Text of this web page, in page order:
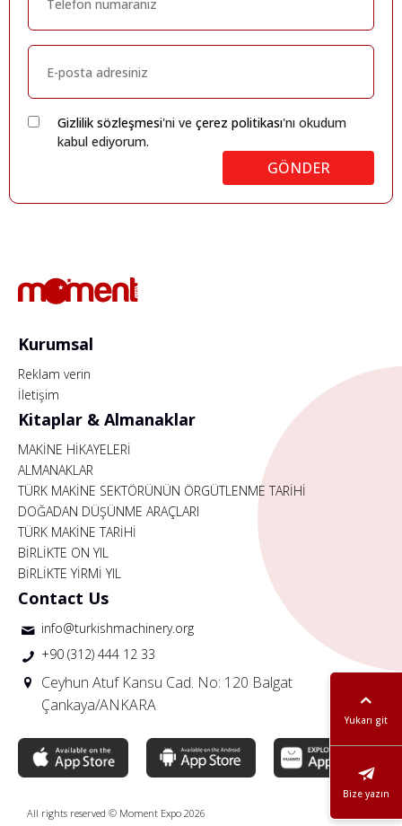
Gizlilik sözleşmesi'ni ve çerez politikası'nı okudum
kabul ediyorum.
GÖNDER
Yukarı git
Bize yazın
Kurumsal
Reklam verin
İletişim
Kitaplar & Almanaklar
MAKİNE HİKAYELERİ
ALMANAKLAR
TÜRK MAKİNE SEKTÖRÜNÜN ÖRGÜTLENME TARİHİ
DOĞADAN DÜŞÜNME ARAÇLARI
TÜRK MAKİNE TARİHİ
BİRLİKTE ON YIL
BİRLİKTE YİRMİ YIL
Contact Us
info@turkishmachinery.org
+90 (312) 444 12 33
Ceyhun Atuf Kansu Cad. No: 120 Balgat
Çankaya/ANKARA
All rights reserved © Moment Expo 2026